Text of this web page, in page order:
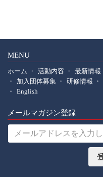
MENU
ホーム 活動内容 最新情報
加入団体募集
研修情報
English
メールマガジン登録